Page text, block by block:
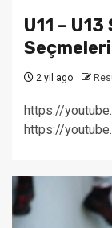
U11 –
2 yıl ago
https://
https://